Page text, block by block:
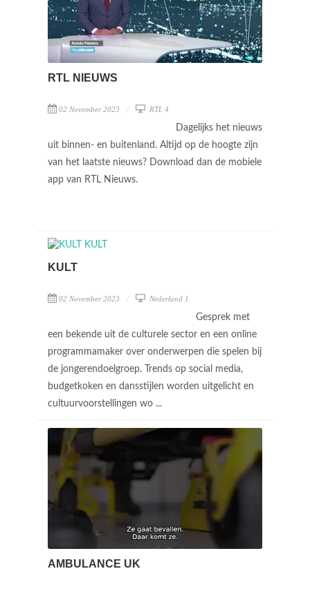
RTL NIEUWS
02 November 2023 RTL 4
Dagelijks het nieuws
uit binnen- en buitenland. Altijd op de hoogte zijn
van het laatste nieuws? Download dan de mobiele
app van RTL Nieuws.
KULT
02 November 2023 Nederland 1
Gesprek met
een bekende uit de culturele sector en een online
programmamaker over onderwerpen die spelen bij
de jongerendoelgroep. Trends op social media,
budgetkoken en dansstijlen worden uitgelicht en
cultuurvoorstellingen wo ...
AMBULANCE UK